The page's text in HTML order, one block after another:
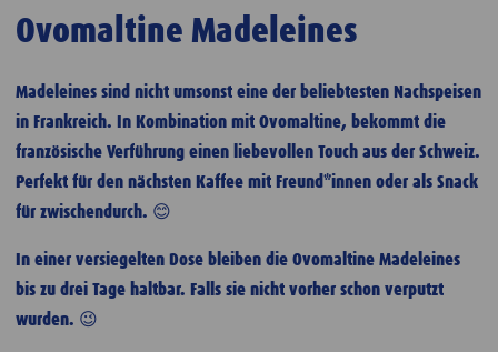
Ovomaltine Madeleines
Madeleines sind nicht umsonst eine der beliebtesten Nachspeisen
in Frankreich. In Kombination mit Ovomaltine, bekommt die
französische Verführung einen liebevollen Touch aus der Schweiz.
Perfekt für den nächsten Kaffee mit Freund*innen oder als Snack
für zwischendurch. 😊
In einer versiegelten Dose bleiben die Ovomaltine Madeleines
bis zu drei Tage haltbar. Falls sie nicht vorher schon verputzt
wurden. 😉